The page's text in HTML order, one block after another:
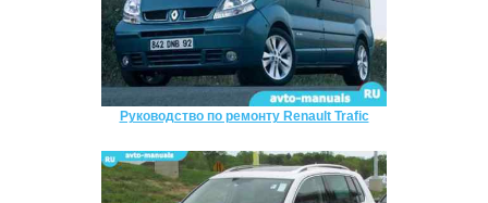
Руководство по ремонту Renault Trafic